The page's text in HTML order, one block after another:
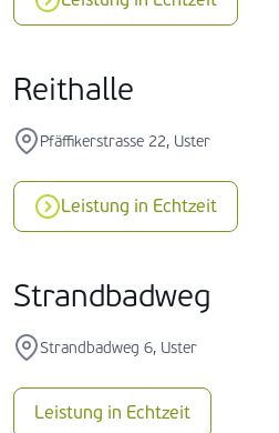
Reithalle
Pfäffikerstrasse 22, Uster
Leistung in Echtzeit
Strandbadweg
Strandbadweg 6, Uster
Leistung in Echtzeit